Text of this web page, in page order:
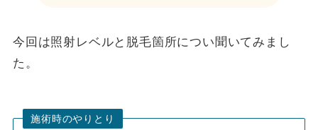
今回は照射レベルと脱毛箇所につい聞いてみまし
た。
施術時のやりとり